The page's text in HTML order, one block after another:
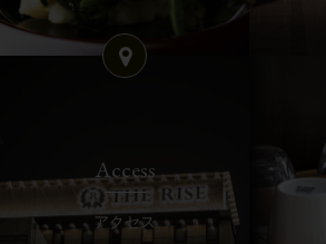
Access
アクセス